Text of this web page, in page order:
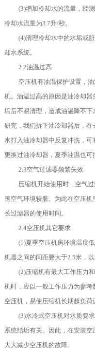
(3)增加冷却水的流量，经
冷却水流量为3.7升/秒。
(4)清理冷却水中的水垢或
却水系统。
2.2油温过高
空压机有油温保护设置，
机。油温过高的原因是油冷却
垢后不易清理，造成油温降不
研究，我们拆下油冷却器后，
水打入油冷却器中反复冲洗，
更换过油冷却器，夏季油温也可
2.3空气过滤器频繁失效
压缩机开始使用时，空气
围空气环境较脏。为此在空压
长过滤器的使用时间。
2.4空压机其它要求
(1)夏季空压机房环境温度
机器之间的间距要大于2.5米，
(2)压缩机有最大工作压力
机时，应以一般工作压力为参
空压机，易使压缩机长期超负荷
(3)水冷式空压机对水质要
系统结垢有关。因此，在安装
大大减少空压机的故障。